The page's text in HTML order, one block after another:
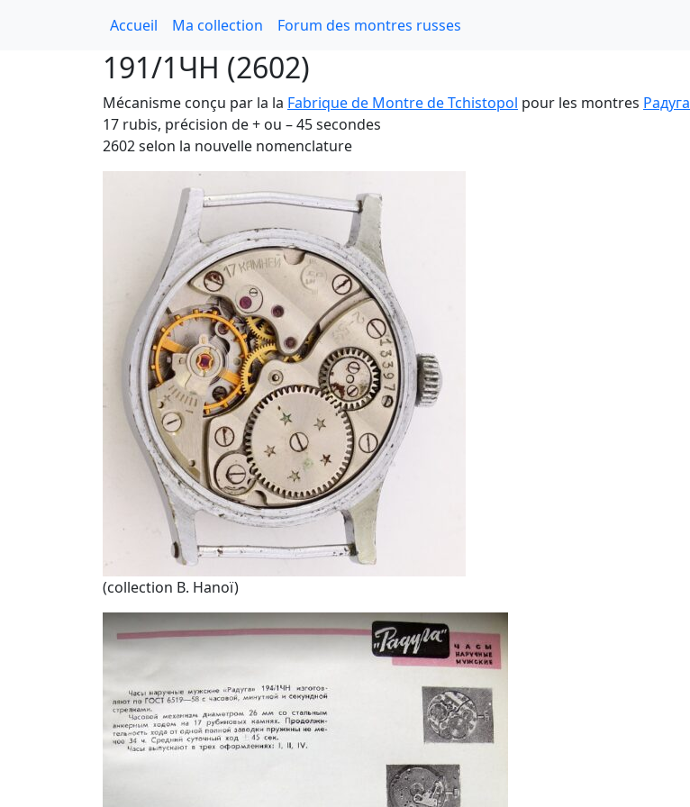
Accueil Ma collection Forum des montres russes
191/1ЧН (2602)
Mécanisme conçu par la la Fabrique de Montre de Tchistopol pour les montres Радуга
17 rubis, précision de + ou – 45 secondes
2602 selon la nouvelle nomenclature
(collection B. Hanoï)